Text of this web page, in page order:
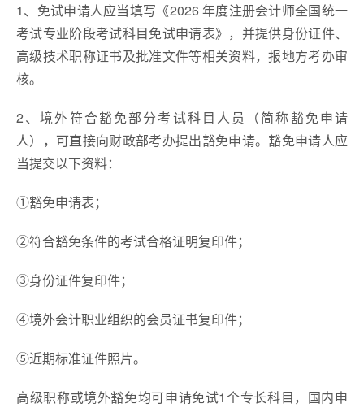
1、免试申请人应当填写《2026 年度注册会计师全国统一
考试专业阶段考试科目免试申请表》，并提供身份证件、
高级技术职称证书及批准文件等相关资料，报地方考办审
核。
2、境外符合豁免部分考试科目人员（简称豁免申请
人），可直接向财政部考办提出豁免申请。豁免申请人应
当提交以下资料：
①豁免申请表；
②符合豁免条件的考试合格证明复印件；
③身份证件复印件；
④境外会计职业组织的会员证书复印件；
⑤近期标准证件照片。
高级职称或境外豁免均可申请免试1个专长科目，国内申